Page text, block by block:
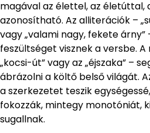
magával az élettel, az életúttal,
azonosítható. Az alliterációk –
vagy „valami nagy, fekete árny”
feszültséget visznek a versbe.
„kocsi-út” vagy az „éjszaka” –
ábrázolni a költő belső világát.
a szerkezetet teszik
fokozzák, mintegy monotóniát,
sugallnak.